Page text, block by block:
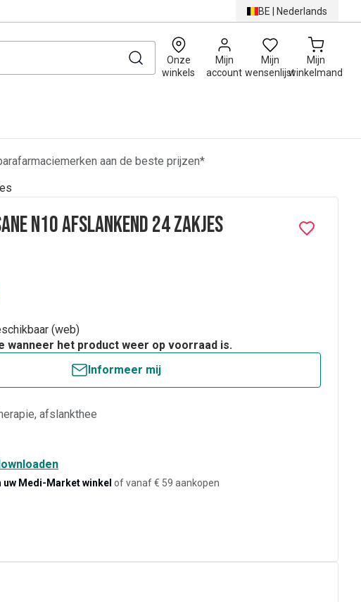
BE | Nederlands
Onze
winkels
Mijn
account
Mijn
wensenlijst
Mijn
winkelmand
0
aan de beste prijzen*
N10 afslankend 24 zakjes
(web)
wanneer het product weer op voorraad is.
Informeer mij
afslankthee
uw Medi-Market winkel of vanaf € 59 aankopen